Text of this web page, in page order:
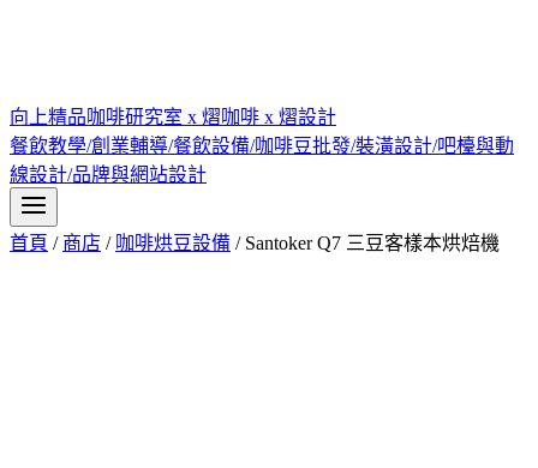
向上精品咖啡研究室 x 熠咖啡 x 熠設計
餐飲教學/創業輔導/餐飲設備/咖啡豆批發/裝潢設計/吧檯與動
線設計/品牌與網站設計
首頁 / 商店 / 咖啡烘豆設備 / Santoker Q7 三豆客樣本烘焙機